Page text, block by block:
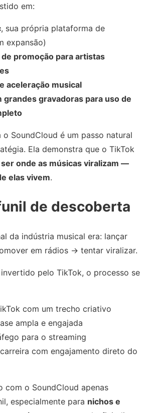
em:
, sua própria plataforma de
expansão)
promoção para artistas
aceleração musical
grandes gravadoras para uso de
SoundCloud é um passo natural
Ela demonstra que o TikTok
onde as músicas viralizam —
elas vivem.
de descoberta
da indústria musical era: lançar
em rádios → tentar viralizar.
pelo TikTok, o processo se
com um trecho criativo
ampla e engajada
para o streaming
com engajamento direto do
com o SoundCloud apenas
especialmente para nichos e